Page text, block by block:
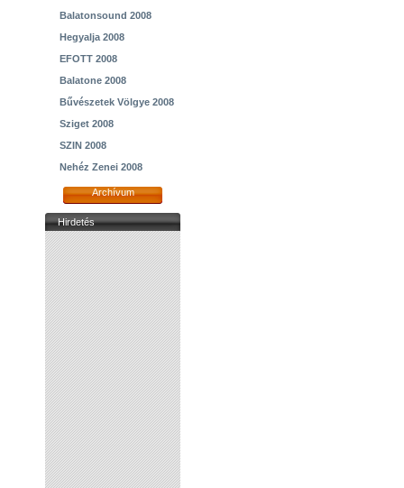
Balatonsound 2008
Hegyalja 2008
EFOTT 2008
Balatone 2008
Bűvészetek Völgye 2008
Sziget 2008
SZIN 2008
Nehéz Zenei 2008
Archívum
Hirdetés